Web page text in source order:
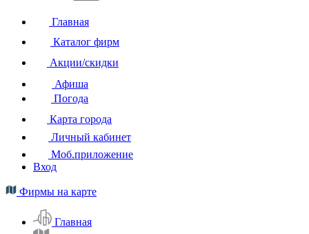
Главная
Каталог фирм
Акции/скидки
Афиша
Погода
Карта города
Личный кабинет
Моб.приложение
Вход
Фирмы на карте
Главная